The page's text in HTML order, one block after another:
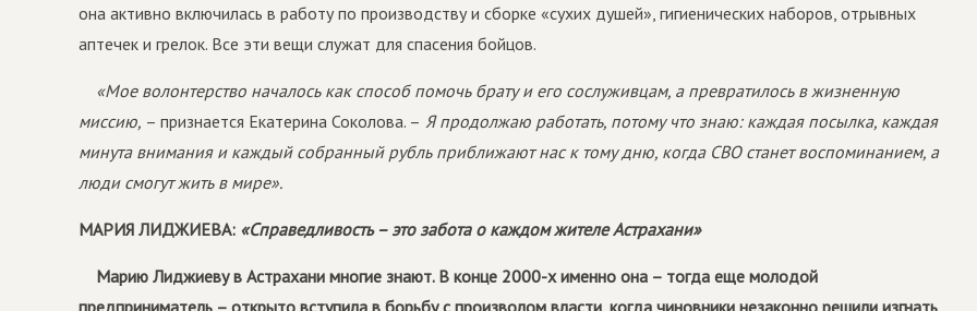
она активно включилась в работу по производству и сборке «сухих душей», гигиенических наборов, отрывных
аптечек и грелок. Все эти вещи служат для спасения бойцов.
«Мое волонтерство началось как способ помочь брату и его сослуживцам, а превратилось в жизненную
миссию, – признается Екатерина Соколова. – Я продолжаю работать, потому что знаю: каждая посылка, каждая
минута внимания и каждый собранный рубль приближают нас к тому дню, когда СВО станет воспоминанием, а
люди смогут жить в мире».
МАРИЯ ЛИДЖИЕВА: «Справедливость – это забота о каждом жителе Астрахани»
Марию Лиджиеву в Астрахани многие знают. В конце 2000-х именно она – тогда еще молодой
предприниматель – открыто вступила в борьбу с произволом власти, когда чиновники незаконно решили изгнать